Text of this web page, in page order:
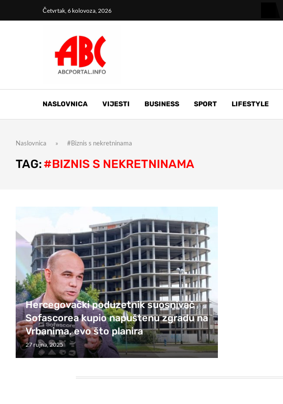
Četvrtak, 6 kolovoza, 2026
NASLOVNICA VIJESTI BUSINESS SPORT LIFESTYLE
Naslovnica » #Biznis s nekretninama
TAG: #BIZNIS S NEKRETNINAMA
Hercegovački poduzetnik suosnivač
Sofascorea kupio napuštenu zgradu na
Vrbanima, evo što planira
27 rujna, 2025